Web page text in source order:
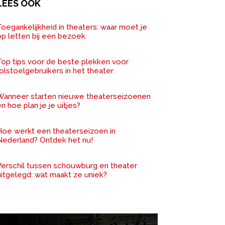
OOK
in theaters: waar moet je
letten bij een bezoek
tips voor de beste plekken voor
in het theater
starten nieuwe theaterseizoenen
hoe plan je je uitjes?
werkt een theaterseizoen in
Ontdek het nu!
tussen schouwburg en theater
wat maakt ze uniek?